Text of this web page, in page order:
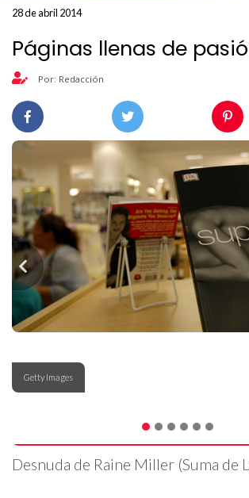
28 de abril 2014
Páginas llenas de
Por: Redacción
Getty Images
Desnuda de Raine Miller (Suma de